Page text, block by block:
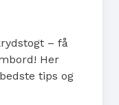
– få
Her
tips og